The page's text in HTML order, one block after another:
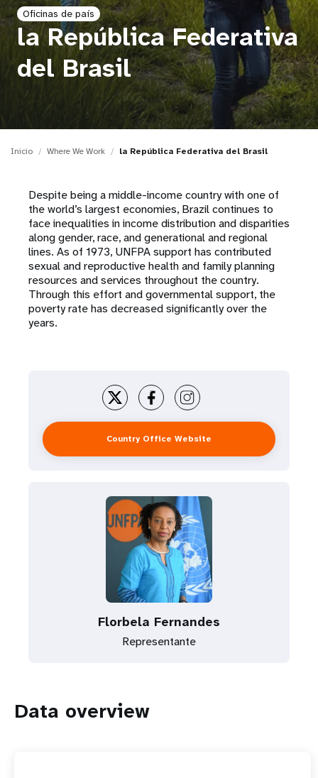
t
Oficinas de país
la República Federativa
del Brasil
Inicio Where We Work la República Federativa del Brasil
Despite being a middle-income country with one of
the world’s largest economies, Brazil continues to
face inequalities in income distribution and disparities
along gender, race, and generational and regional
lines. As of 1973, UNFPA support has contributed
sexual and reproductive health and family planning
resources and services throughout the country.
Through this effort and governmental support, the
poverty rate has decreased significantly over the
years.
Country Office Website
Florbela Fernandes
Representante
Data overview